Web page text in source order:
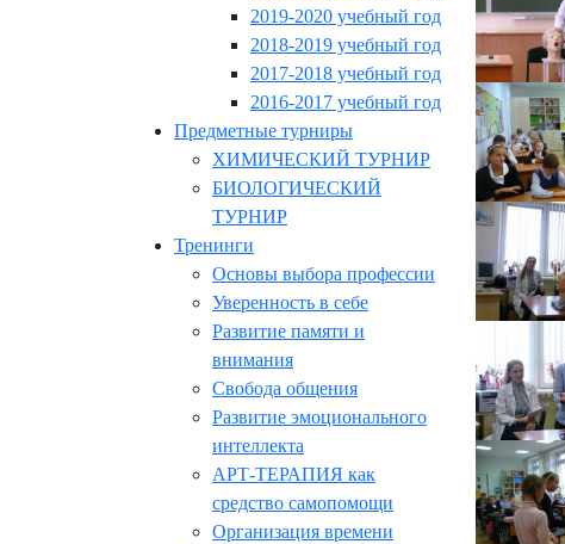
2019-2020 учебный год
2018-2019 учебный год
2017-2018 учебный год
2016-2017 учебный год
Предметные турниры
ХИМИЧЕСКИЙ ТУРНИР
БИОЛОГИЧЕСКИЙ
ТУРНИР
Тренинги
Основы выбора профессии
Уверенность в себе
Развитие памяти и
внимания
Свобода общения
Развитие эмоционального
интеллекта
АРТ-ТЕРАПИЯ как
средство самопомощи
Организация времени